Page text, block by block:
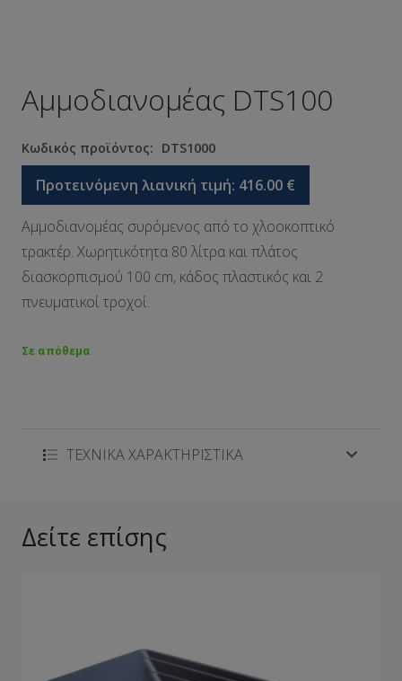
Αμμοδιανομέας DTS100
Κωδικός προϊόντος: DTS1000
Προτεινόμενη λιανική τιμή: 416.00 €
Αμμοδιανομέας συρόμενος από το χλοοκοπτικό
τρακτέρ. Χωρητικότητα 80 λίτρα και πλάτος
διασκορπισμού 100 cm, κάδος πλαστικός και 2
πνευματικοί τροχοί.
Σε απόθεμα
ΤΕΧΝΙΚΑ ΧΑΡΑΚΤΗΡΙΣΤΙΚΑ
Δείτε επίσης